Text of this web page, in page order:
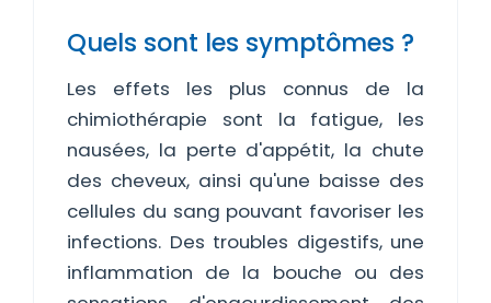
Quels sont les symptômes ?
Les effets les plus connus de la
chimiothérapie sont la fatigue, les
nausées, la perte d'appétit, la chute
des cheveux, ainsi qu'une baisse des
cellules du sang pouvant favoriser les
infections. Des troubles digestifs, une
inflammation de la bouche ou des